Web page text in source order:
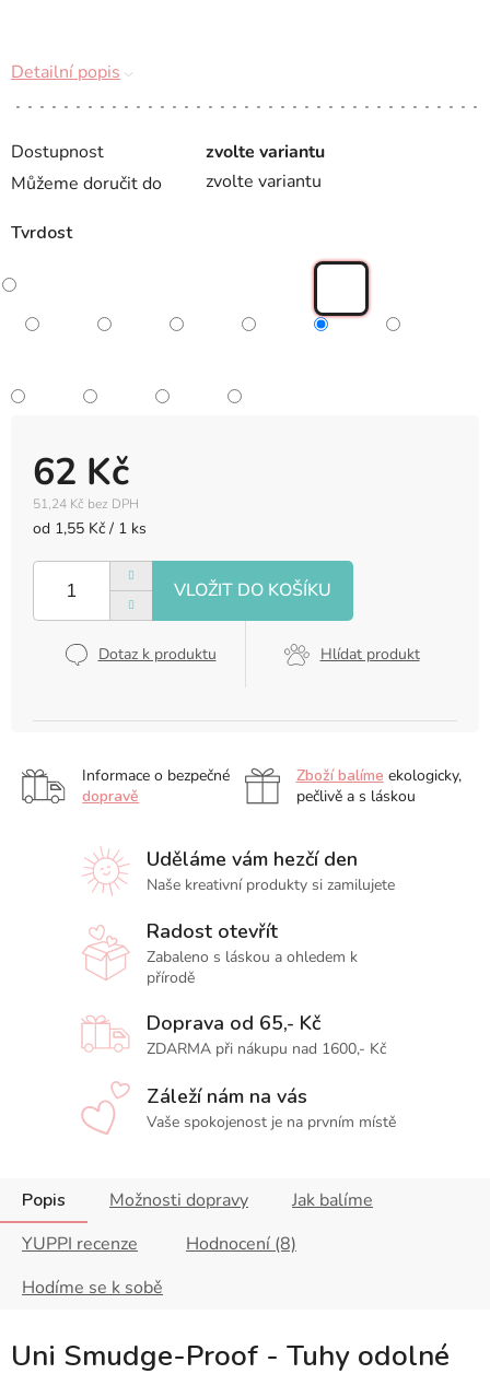
Dostupnost
zvolte variantu
Můžeme doručit do
zvolte variantu
62 Kč
51,24 Kč bez DPH
Měrná
od 1,55 Kč / 1 ks
Dotaz k produktu Hlídat produkt
Tvrdost
Detailní popis
Informace o bezpečné
dopravě
Zboží balíme ekologicky,
pečlivě a s láskou
Uděláme vám hezčí den
Naše kreativní produkty si zamilujete
Radost otevřít
Zabaleno s láskou a ohledem k
přírodě
Doprava od 65,- Kč
ZDARMA při nákupu nad 1600,- Kč
Záleží nám na vás
Vaše spokojenost je na prvním místě
Popis Možnosti dopravy
Jak balíme
YUPPI recenze
Hodnocení (8)
Hodíme se k sobě
Uni Smudge-Proof - Tuhy odolné